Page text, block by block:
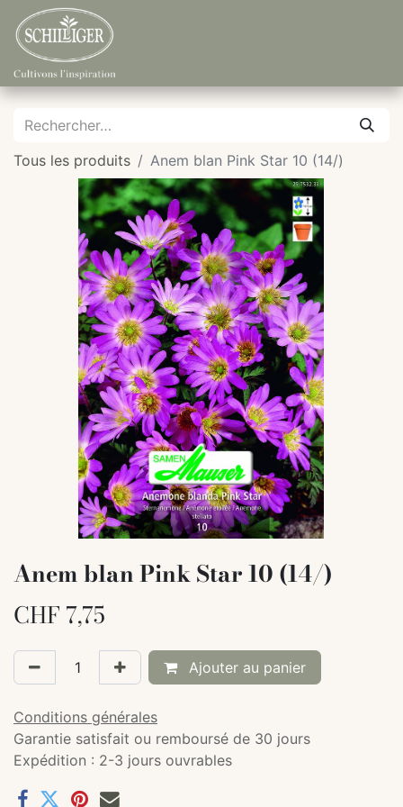
Tous les produits Anem blan Pink Star 10 (14/)
Anem blan Pink Star 10 (14/)
CHF 7,75
Ajouter au panier
Conditions générales
Garantie satisfait ou remboursé de 30 jours
Expédition : 2-3 jours ouvrables